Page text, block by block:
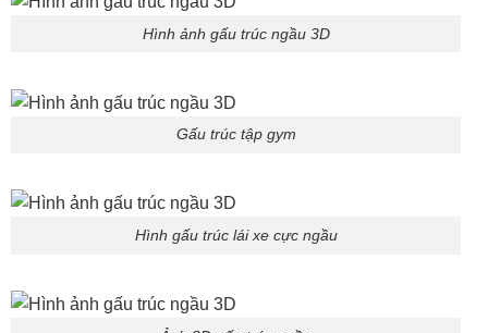
Hình ảnh gấu trúc ngầu 3D
Gấu trúc tập gym
Hình gấu trúc lái xe cực ngầu